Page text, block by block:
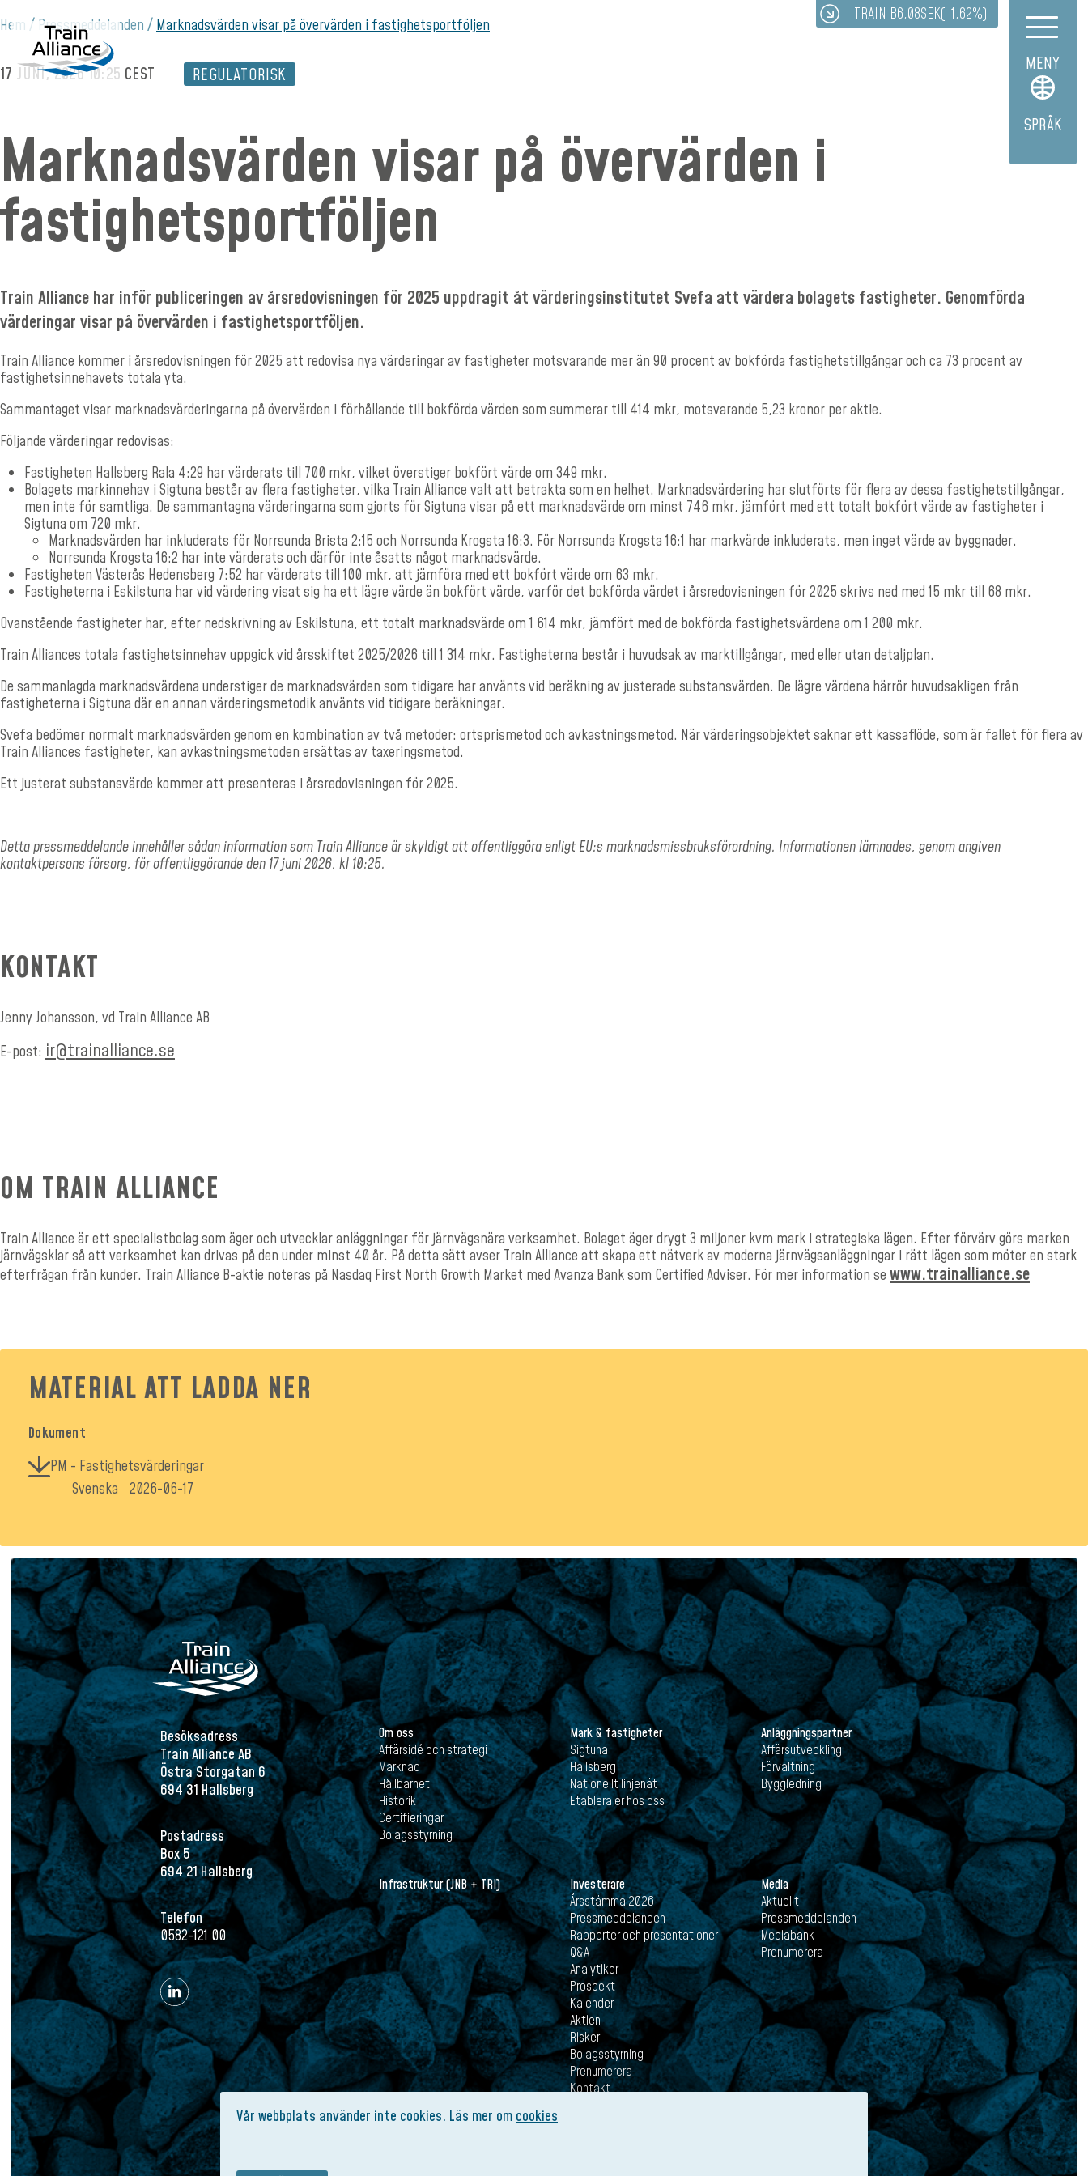
TRAIN B6,08SEK(-1,62%)
MENY
SPRÅK
Hem Pressmeddelanden Marknadsvärden visar på övervärden i fastighetsportföljen
17 JUNI, 2026 10:25 CEST REGULATORISK
Marknadsvärden visar på övervärden i
fastighetsportföljen
Train Alliance har inför publiceringen av årsredovisningen för 2025 uppdragit åt värderingsinstitutet Svefa att värdera bolagets fastigheter. Genomförda
värderingar visar på övervärden i fastighetsportföljen.
Train Alliance kommer i årsredovisningen för 2025 att redovisa nya värderingar av fastigheter motsvarande mer än 90 procent av bokförda fastighetstillgångar och ca 73 procent av
fastighetsinnehavets totala yta.
Sammantaget visar marknadsvärderingarna på övervärden i förhållande till bokförda värden som summerar till 414 mkr, motsvarande 5,23 kronor per aktie.
Följande värderingar redovisas:
Fastigheten Hallsberg Rala 4:29 har värderats till 700 mkr, vilket överstiger bokfört värde om 349 mkr.
Bolagets markinnehav i Sigtuna består av flera fastigheter, vilka Train Alliance valt att betrakta som en helhet. Marknadsvärdering har slutförts för flera av dessa fastighetstillgångar,
men inte för samtliga. De sammantagna värderingarna som gjorts för Sigtuna visar på ett marknadsvärde om minst 746 mkr, jämfört med ett totalt bokfört värde av fastigheter i
Sigtuna om 720 mkr.
Marknadsvärden har inkluderats för Norrsunda Brista 2:15 och Norrsunda Krogsta 16:3. För Norrsunda Krogsta 16:1 har markvärde inkluderats, men inget värde av byggnader.
Norrsunda Krogsta 16:2 har inte värderats och därför inte åsatts något marknadsvärde.
Fastigheten Västerås Hedensberg 7:52 har värderats till 100 mkr, att jämföra med ett bokfört värde om 63 mkr.
Fastigheterna i Eskilstuna har vid värdering visat sig ha ett lägre värde än bokfört värde, varför det bokförda värdet i årsredovisningen för 2025 skrivs ned med 15 mkr till 68 mkr.
Ovanstående fastigheter har, efter nedskrivning av Eskilstuna, ett totalt marknadsvärde om 1 614 mkr, jämfört med de bokförda fastighetsvärdena om 1 200 mkr.
Train Alliances totala fastighetsinnehav uppgick vid årsskiftet 2025/2026 till 1 314 mkr. Fastigheterna består i huvudsak av marktillgångar, med eller utan detaljplan.
De sammanlagda marknadsvärdena understiger de marknadsvärden som tidigare har använts vid beräkning av justerade substansvärden. De lägre värdena härrör huvudsakligen från
fastigheterna i Sigtuna där en annan värderingsmetodik använts vid tidigare beräkningar.
Svefa bedömer normalt marknadsvärden genom en kombination av två metoder: ortsprismetod och avkastningsmetod. När värderingsobjektet saknar ett kassaflöde, som är fallet för flera av
Train Alliances fastigheter, kan avkastningsmetoden ersättas av taxeringsmetod.
Ett justerat substansvärde kommer att presenteras i årsredovisningen för 2025.
Detta pressmeddelande innehåller sådan information som Train Alliance är skyldigt att offentliggöra enligt EU:s marknadsmissbruksförordning. Informationen lämnades, genom angiven
kontaktpersons försorg, för offentliggörande den 17 juni 2026, kl 10:25.
KONTAKT
Jenny Johansson, vd Train Alliance AB
E-post: ir@trainalliance.se
OM TRAIN ALLIANCE
Train Alliance är ett specialistbolag som äger och utvecklar anläggningar för järnvägsnära verksamhet. Bolaget äger drygt 3 miljoner kvm mark i strategiska lägen. Efter förvärv görs marken
järnvägsklar så att verksamhet kan drivas på den under minst 40 år. På detta sätt avser Train Alliance att skapa ett nätverk av moderna järnvägsanläggningar i rätt lägen som möter en stark
efterfrågan från kunder. Train Alliance B-aktie noteras på Nasdaq First North Growth Market med Avanza Bank som Certified Adviser. För mer information se www.trainalliance.se
MATERIAL ATT LADDA NER
Dokument
PM - Fastighetsvärderingar
Svenska 2026-06-17
Besöksadress
Train Alliance AB
Östra Storgatan 6
694 31 Hallsberg
Postadress
Box 5
694 21 Hallsberg
Telefon
0582-121 00
Om oss
Affärsidé och strategi
Marknad
Hållbarhet
Historik
Certifieringar
Bolagsstyrning
Mark & fastigheter
Sigtuna
Hallsberg
Nationellt linjenät
Etablera er hos oss
Anläggningspartner
Affärsutveckling
Förvaltning
Byggledning
Infrastruktur (JNB + TRI)
Investerare
Årsstämma 2026
Pressmeddelanden
Rapporter och presentationer
Q&A
Analytiker
Prospekt
Kalender
Aktien
Risker
Bolagsstyrning
Prenumerera
Kontakt
Media
Aktuellt
Pressmeddelanden
Mediabank
Prenumerera
Vår webbplats använder inte cookies. Läs mer omcookies